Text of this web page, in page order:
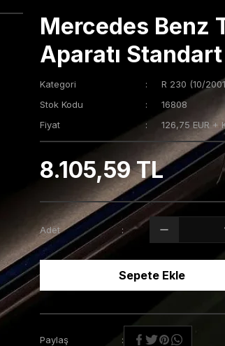
Mercedes Benz
Aparatı Standart
Kategori
R 230 (10/
Stok Kodu
16808
Fiyat
126,75 EUR +
8.105,59 TL
Adet
Sepete Ekle
Paylaş